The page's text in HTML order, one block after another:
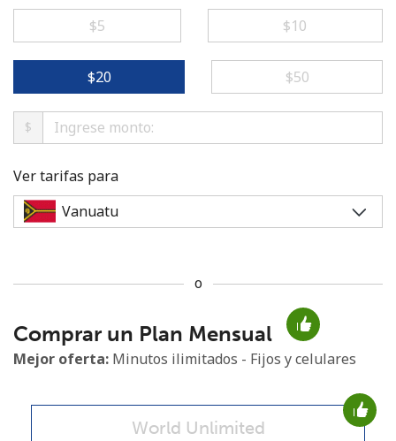
No se ha creado una contraseña
Mínimo 8 caracteres
Una letra mayúscula y una minúscula
Un número
⁦$5⁩
⁦$10⁩
⁦$20⁩ ⁦$50⁩
$
Ver tarifas para
o
Comprar un Plan Mensual
Mejor oferta: Minutos ilimitados - Fijos y celulares
World Unlimited